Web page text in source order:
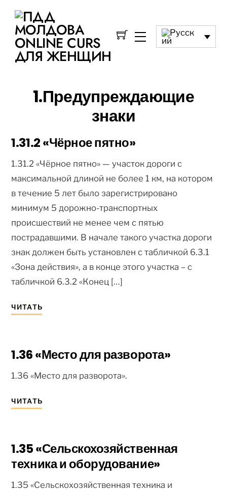
1.Предупреждающие
знаки
1.31.2 «Чёрное пятно»
1.31.2 «Чёрное пятно» — участок дороги с
максимальной длиной не более 1 км, на котором
в течение 5 лет было зарегистрировано
минимум 5 дорожно-транспортных
происшествий не менее чем с пятью
пострадавшими. В начале такого участка дороги
знак должен быть установлен с табличкой 6.3.1
«Зона действия», а в конце этого участка – с
табличкой 6.3.2 «Конец […]
ЧИТАТЬ
1.36 «Место для разворота»
1.36 «Место для разворота».
ЧИТАТЬ
1.35 «Сельскохозяйственная
техника и оборудование»
1.35 «Сельскохозяйственная техника и